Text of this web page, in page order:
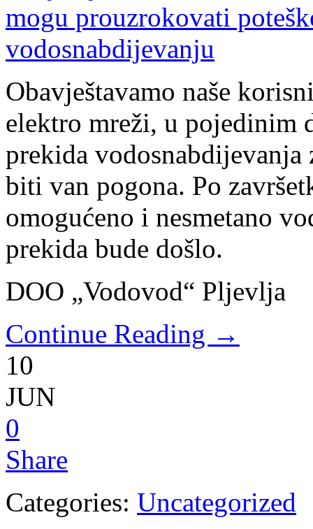
Obavještavamo naše
elektro mreži, u pojedinim
prekida
biti van pogona. Po
omogućeno i nesmetano
prekida bude došlo.
DOO „Vodovod“ Pljevlja
Continue Reading →
10
JUN
0
Share
Categories: Uncategorized